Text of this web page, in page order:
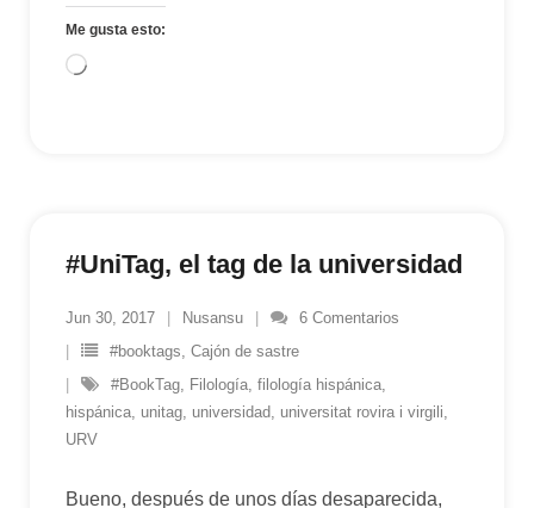
Me gusta esto:
Cargando...
#UniTag, el tag de la universidad
Jun 30, 2017 Nusansu 6 Comentarios
#booktags, Cajón de sastre
#BookTag, Filología, filología hispánica,
hispánica, unitag, universidad, universitat rovira i virgili,
URV
Bueno, después de unos días desaparecida,